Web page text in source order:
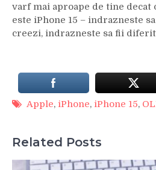
varf mai aproape de tine decat
este iPhone 15 – indrazneste
creezi, indrazneste sa fii
Apple, iPhone, iPhone 15,
Related Posts